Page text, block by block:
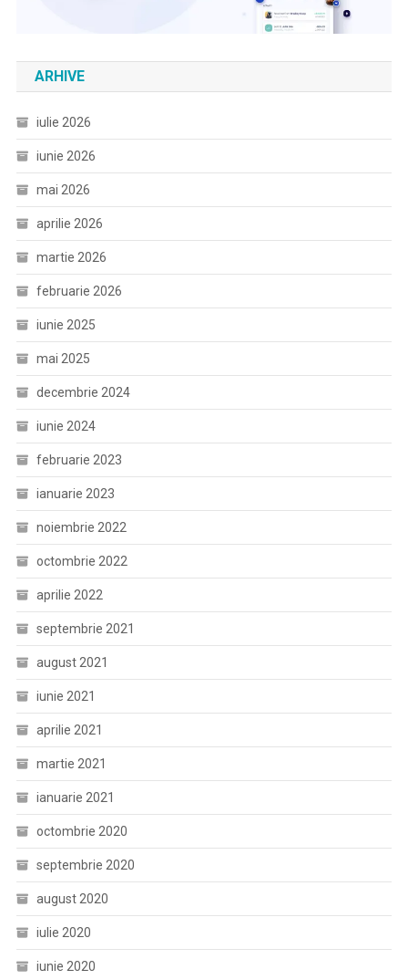
ARHIVE
iulie 2026
iunie 2026
mai 2026
aprilie 2026
martie 2026
februarie 2026
iunie 2025
mai 2025
decembrie 2024
iunie 2024
februarie 2023
ianuarie 2023
noiembrie 2022
octombrie 2022
aprilie 2022
septembrie 2021
august 2021
iunie 2021
aprilie 2021
martie 2021
ianuarie 2021
octombrie 2020
septembrie 2020
august 2020
iulie 2020
iunie 2020